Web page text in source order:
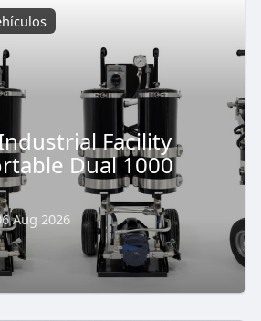
Facility
Dual 1000
Aug 2026